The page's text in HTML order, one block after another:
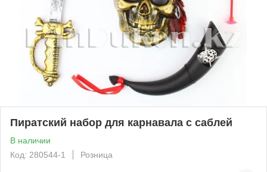
Пиратский набор для карнавала с саблей
В наличии
Код: 280544-1
Розница